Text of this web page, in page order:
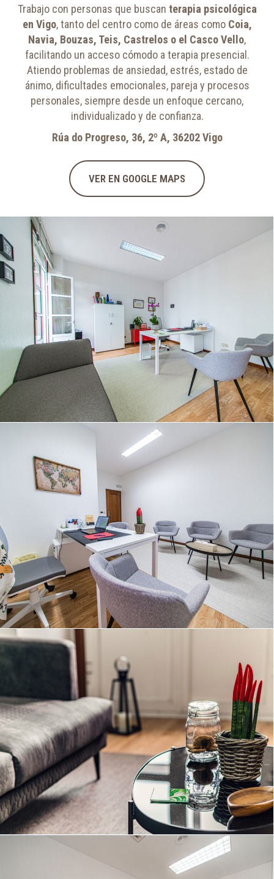
Trabajo con personas que buscan terapia psicológica
en Vigo, tanto del centro como de áreas como Coia,
Navia, Bouzas, Teis, Castrelos o el Casco Vello,
facilitando un acceso cómodo a terapia presencial.
Atiendo problemas de ansiedad, estrés, estado de
ánimo, dificultades emocionales, pareja y procesos
personales, siempre desde un enfoque cercano,
individualizado y de confianza.
Rúa do Progreso, 36, 2º A, 36202 Vigo
VER EN GOOGLE MAPS